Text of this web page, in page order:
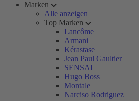
Marken
Alle anzeigen
Top Marken
Lancôme
Armani
Kérastase
Jean Paul Gaultier
SENSAI
Hugo Boss
Montale
Narciso Rodriguez